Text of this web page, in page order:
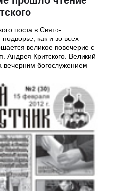
поста в Свято-
как и во всех
великое повечерие с
Андрея Критского. Великий
вечерним богослужением